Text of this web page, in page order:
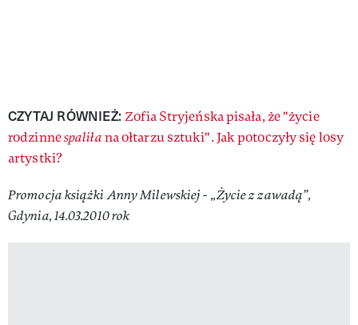
CZYTAJ RÓWNIEŻ:Zofia Stryjeńska pisała, że "życie
rodzinnespaliłana ołtarzu sztuki". Jak potoczyły się losy
artystki?
Promocja książki Anny Milewskiej - „Życie z zawadą”,
Gdynia, 14.03.2010 rok